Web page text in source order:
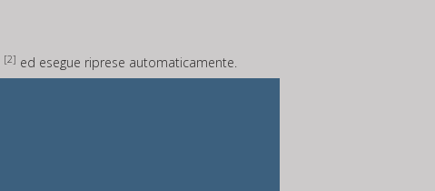
[2] ed esegue riprese automaticamente.